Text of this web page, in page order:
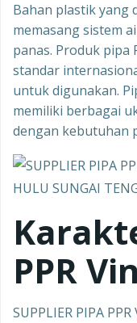
Bahan plastik yang
memasang sistem
panas. Produk pipa
standar
untuk digunakan.
memiliki berbagai
dengan kebutuhan
PPR
SUPPLIER PIPA